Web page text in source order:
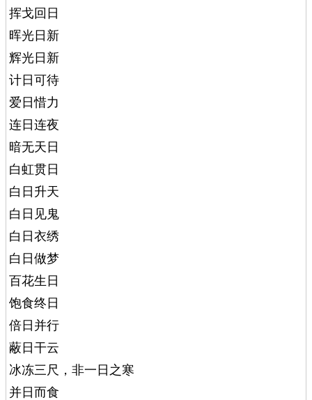
挥戈回日
晖光日新
辉光日新
计日可待
爱日惜力
连日连夜
暗无天日
白虹贯日
白日升天
白日见鬼
白日衣绣
白日做梦
百花生日
饱食终日
倍日并行
蔽日干云
冰冻三尺，非一日之寒
并日而食